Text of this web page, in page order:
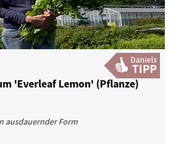
'Everleaf Lemon' (Pflanze)
ausdauernder Form